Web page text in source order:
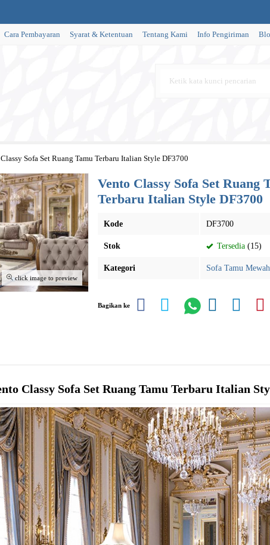
Cara Pembayaran Syarat & Ketentuan Tentang Kami Info Pengiriman
Sofa Set Ruang Tamu Terbaru Italian Style DF3700
click image to preview
Vento Classy Sofa Set Ruang
Terbaru Italian Style DF3700
Kode DF3700
Stok Tersedia (15)
Kategori Sofa Tamu Mewah
Bagikan ke
Classy Sofa SetRuang Tamu Terbaru Italian